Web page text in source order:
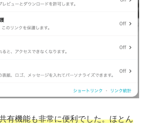
有機能も非常に便利でした。ほとん